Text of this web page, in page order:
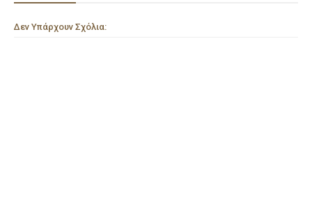
Δεν Υπάρχουν Σχόλια: